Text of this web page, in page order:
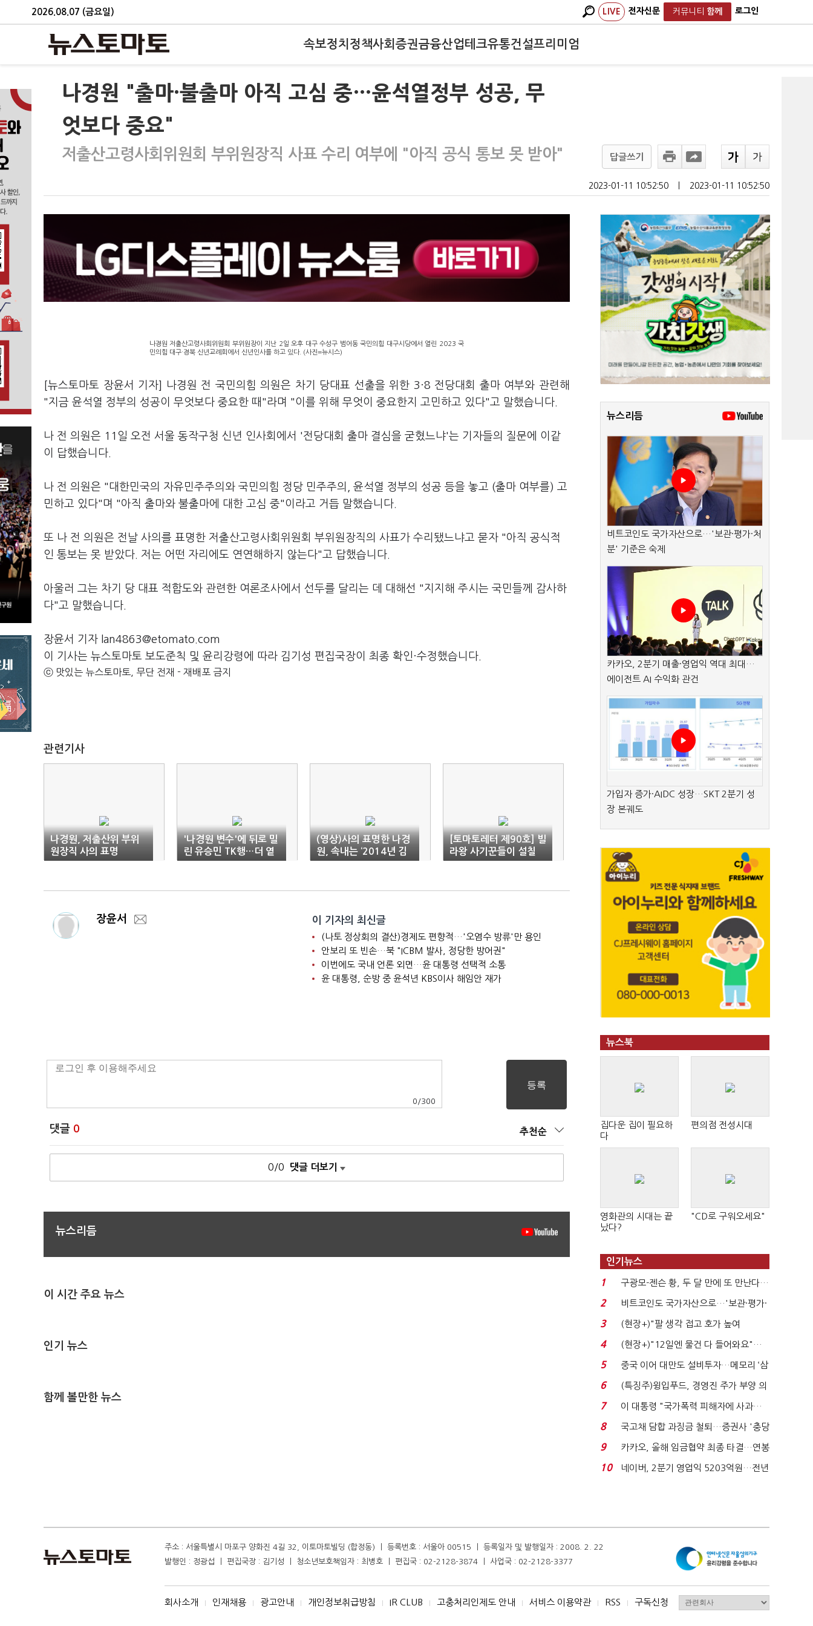
2026.08.07 (금요일) LIVE 전자신문 커뮤니티 함께 로그인
속보정치 정책사회 증권금융산업테크유통건설프리미엄
나경원 "출마·불출마 아직 고심 중…윤석열정부 성공, 무
엇보다 중요"
저출산고령사회위원회 부위원장직 사표 수리 여부에 "아직 공식 통보 못 받아" 답글쓰기
2023-01-11 10:52:50 2023-01-11 10:52:50
나경원 저출산고령사회위원회 부위원장이 지난 2일 오후 대구 수성구 범어동 국민의힘 대구시당에서 열린 2023 국
민의힘 대구·경북 신년교례회에서 신년인사를 하고 있다. (사진=뉴시스)
[뉴스토마토 장윤서 기자] 나경원 전 국민의힘 의원은 차기 당대표 선출을 위한 3·8 전당대회 출마 여부와 관련해
"지금 윤석열 정부의 성공이 무엇보다 중요한 때"라며 "이를 위해 무엇이 중요한지 고민하고 있다"고 말했습니다.
나 전 의원은 11일 오전 서울 동작구청 신년 인사회에서 '전당대회 출마 결심을 굳혔느냐'는 기자들의 질문에 이같
이 답했습니다.
나 전 의원은 "대한민국의 자유민주주의와 국민의힘 정당 민주주의, 윤석열 정부의 성공 등을 놓고 (출마 여부를) 고
민하고 있다"며 "아직 출마와 불출마에 대한 고심 중"이라고 거듭 말했습니다.
또 나 전 의원은 전날 사의를 표명한 저출산고령사회위원회 부위원장직의 사표가 수리됐느냐고 묻자 "아직 공식적
인 통보는 못 받았다. 저는 어떤 자리에도 연연해하지 않는다"고 답했습니다.
아울러 그는 차기 당 대표 적합도와 관련한 여론조사에서 선두를 달리는 데 대해선 "지지해 주시는 국민들께 감사하
다"고 말했습니다.
장윤서 기자 lan4863@etomato.com
이 기사는 뉴스토마토 보도준칙 및 윤리강령에 따라 김기성 편집국장이 최종 확인·수정했습니다.
ⓒ 맛있는 뉴스토마토, 무단 전재 - 재배포 금지
관련기사
나경원, 저출산위 부위
원장직 사의 표명
'나경원 변수'에 뒤로 밀
린 유승민 TK행…더 옅
어진 당대표
(영상)사의 표명한 나경
원, 속내는 ‘2014년 김
무성’ 모델…최악은 ‘유
[토마토레터 제90호] 빌
라왕 사기꾼들이 설칠
수 있는 이유가 있었다
장윤서 이 기자의 최신글
(나토 정상회의 결산)경제도 편향적…'오염수 방류'만 용인
안보리 또 빈손…북 "ICBM 발사, 정당한 방어권"
이번에도 국내 언론 외면…윤 대통령 선택적 소통
윤 대통령, 순방 중 윤석년 KBS이사 해임안 재가
0 /300
댓글 0 추천순
0/0 댓글 더보기
뉴스리듬
이 시간 주요 뉴스
인기 뉴스
함께 볼만한 뉴스
뉴스리듬
비트코인도 국가자산으로…'보관·평가·처
분' 기준은 숙제
카카오, 2분기 매출·영업익 역대 최대…
에이전트 AI 수익화 관건
가입자 증가·AIDC 성장…SKT 2분기 성
장 본궤도
뉴스북
집다운 집이 필요하
다
편의점 전성시대
영화관의 시대는 끝
났다?
"CD로 구워오세요"
인기뉴스
1
구광모-젠슨 황, 두 달 만에 또 만난다…
로봇·AI 등 논...
2
비트코인도 국가자산으로…'보관·평가·
처분' 기준은 ...
3
(현장+)"팔 생각 접고 호가 높여
요"…'덜 똘똘한 한 채' 20...
4
(현장+)"12일엔 물건 다 들어와요"…
빈 매대 채우며 문 연 ...
5
중국 이어 대만도 설비투자…메모리 ‘삼
국전쟁’
6
(특징주)윙입푸드, 경영진 주가 부양 의
지에 상한가...
7
이 대통령 "국가폭력 피해자에 사과…
적극적 조사로 진...
8
국고채 담합 과징금 철퇴…증권사 '충당
금 폭탄' 우려...
9
카카오, 올해 임금협약 최종 타결…연봉
6.3% 인상·격려...
10
네이버, 2분기 영업익 5203억원…전년
주소 : 서울특별시 마포구 양화진 4길 32, 이토마토빌딩 (합정동) ㅣ 등록번호 : 서울아 00515 ㅣ 등록일자 및 발행일자 : 2008. 2. 22
발행인 : 정광섭 ㅣ 편집국장 : 김기성 ㅣ 청소년보호책임자 : 최병호 ㅣ 편집국 : 02-2128-3874 ㅣ 사업국 : 02-2128-3377
회사소개 I 인재채용 I 광고안내 I 개인정보취급방침 I IR CLUB I 고충처리인제도 안내 I 서비스 이용약관 I RSS I 구독신청